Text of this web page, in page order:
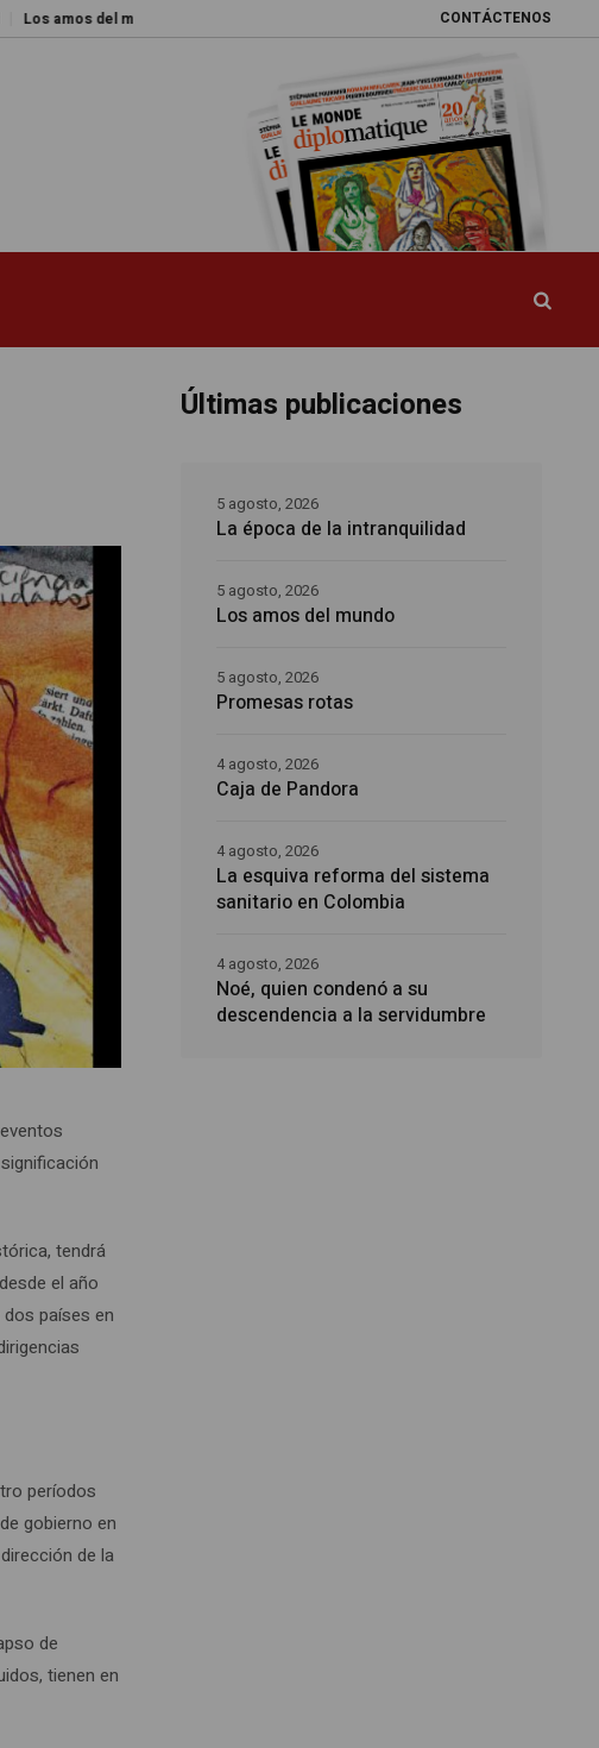
CONTÁCTENOS
del mundo Promesas rotas La esquiva reforma del
tendrá
el año
países en
períodos
gobierno en
de la
de
tienen en
Últimas publicaciones
La época de la intranquilidad
5 agosto, 2026
Los amos del mundo
5 agosto, 2026
Promesas rotas
5 agosto, 2026
Caja de Pandora
4 agosto, 2026
La esquiva reforma del sistema
sanitario en Colombia
4 agosto, 2026
Noé, quien condenó a su
descendencia a la servidumbre
4 agosto, 2026